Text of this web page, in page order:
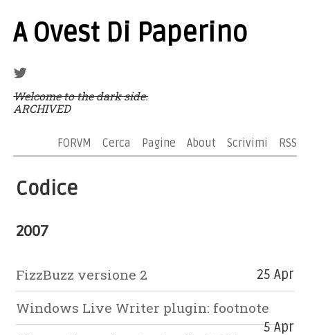
A Ovest Di Paperino
Welcome to the dark side.
ARCHIVED
FORVM Cerca Pagine About Scrivimi RSS
Codice
2007
FizzBuzz versione 2 25 Apr
Windows Live Writer plugin: footnote
5 Apr